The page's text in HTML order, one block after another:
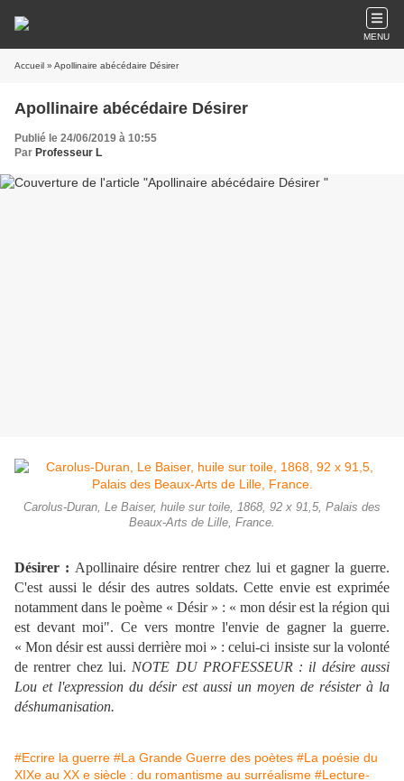
MENU
Accueil » Apollinaire abécédaire Désirer
Apollinaire abécédaire Désirer
Publié le 24/06/2019 à 10:55
Par Professeur L
Carolus-Duran, Le Baiser, huile sur toile, 1868, 92 x 91,5, Palais des
Beaux-Arts de Lille, France.
Désirer : Apollinaire désire rentrer chez lui et gagner la guerre.
C'est aussi le désir des autres soldats. Cette envie est exprimée
notamment dans le poème « Désir » : « mon désir est la région qui
est devant moi". Ce vers montre l'envie de gagner la guerre.
« Mon désir est aussi derrière moi » : celui-ci insiste sur la volonté
de rentrer chez lui. NOTE DU PROFESSEUR : il désire aussi
Lou et l'expression du désir est aussi un moyen de résister à la
déshumanisation.
#Ecrire la guerre #La Grande Guerre des poètes #La poésie du
XIXe au XX e siècle : du romantisme au surréalisme #Lecture-